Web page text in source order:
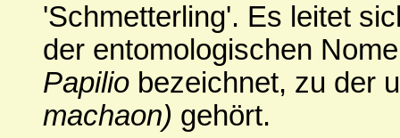
'Schmetterling'. Es leitet
der entomologischen
Papilio bezeichnet, zu der
machaon) gehört.